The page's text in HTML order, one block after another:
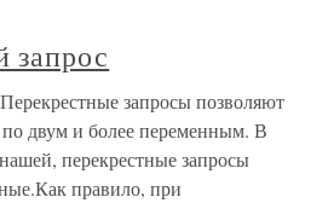
запрос
запросы позволяют
двум и более переменным. В
перекрестные запросы
правило, при